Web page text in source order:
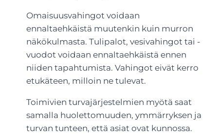
Omaisuusvahingot voidaan
ennaltaehkäistä muutenkin kuin murron
näkökulmasta. Tulipalot, vesivahingot tai -
vuodot voidaan ennaltaehkäistä ennen
niiden tapahtumista. Vahingot eivät kerro
etukäteen, milloin ne tulevat.
Toimivien turvajärjestelmien myötä saat
samalla huolettomuuden, ymmärryksen ja
turvan tunteen, että asiat ovat kunnossa.